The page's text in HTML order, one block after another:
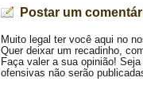
Postar um
Muito legal ter você aqui no
Quer deixar um recadinho,
Faça valer a sua opinião!
ofensivas não serão